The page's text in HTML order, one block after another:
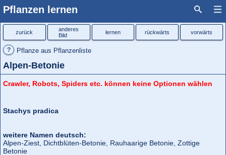
Pflanzen lernen
? Pflanze aus Pflanzenliste
Alpen-Betonie
zurück
anderes
Bild
lernen rückwärts vorwärts
Crawler, Robots, Spiders etc. können keine Optionen wählen
Stachys pradica
weitere Namen deutsch:
Alpen-Ziest, Dichtblüten-Betonie, Rauhaarige Betonie, Zottige
Betonie